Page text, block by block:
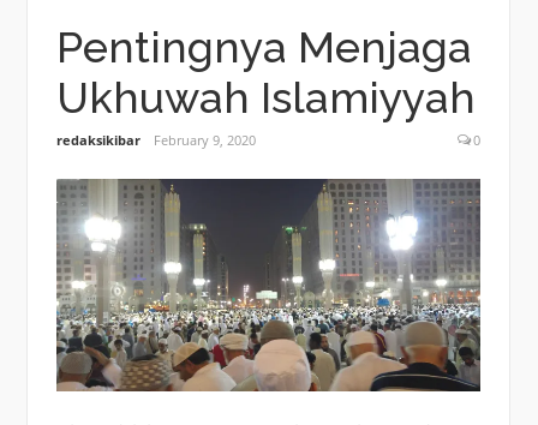
Pentingnya Menjaga
Ukhuwah Islamiyyah
redaksikibar February 9, 2020 0